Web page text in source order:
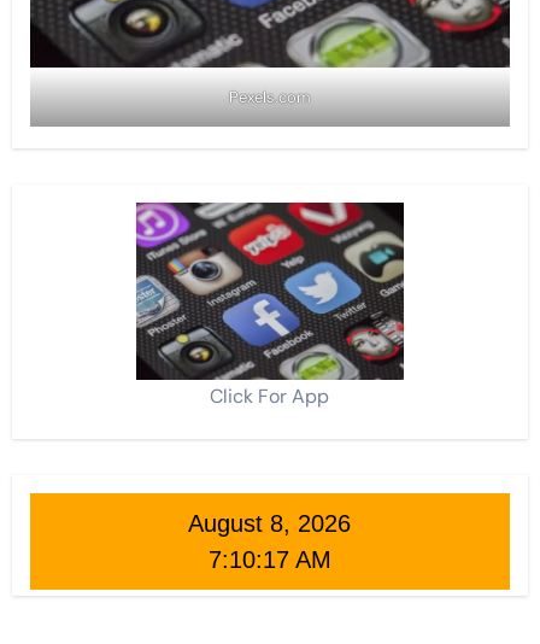
Pexels.com
Click For App
August 8, 2026
7:10:18 AM